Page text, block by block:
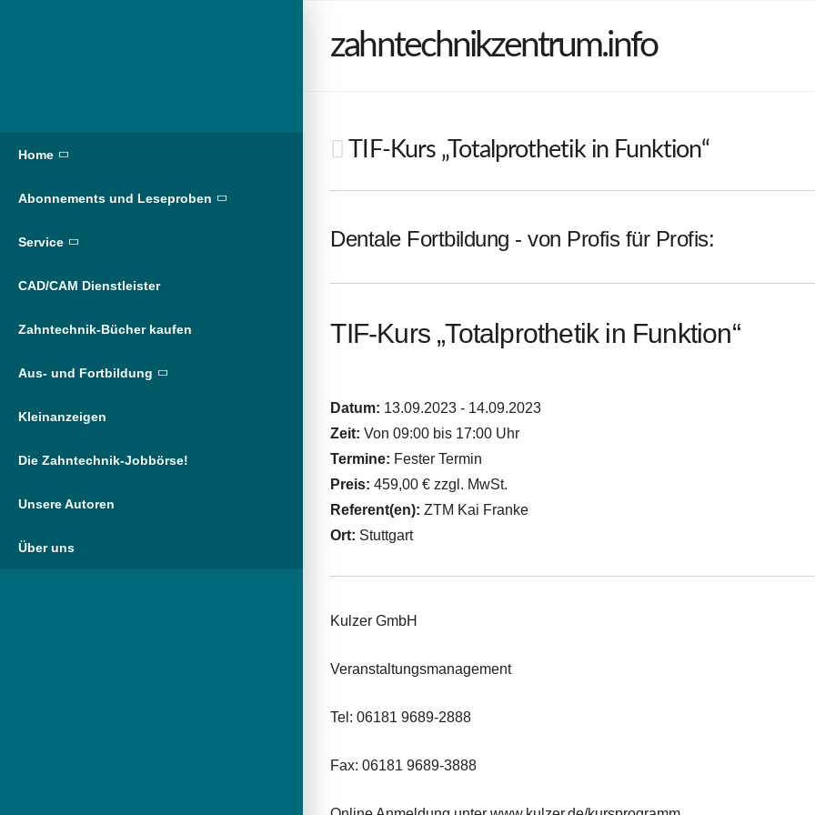
Home
Abonnements und Leseproben
Service
CAD/CAM Dienstleister
Zahntechnik-Bücher kaufen
Aus- und Fortbildung
Kleinanzeigen
Die Zahntechnik-Jobbörse!
Unsere Autoren
Über uns
zahntechnikzentrum.info
TIF-Kurs „Totalprothetik in Funktion“
Dentale Fortbildung - von Profis für Profis:
TIF-Kurs „Totalprothetik in Funktion“
Datum: 13.09.2023 - 14.09.2023
Zeit: Von 09:00 bis 17:00 Uhr
Termine: Fester Termin
Preis: 459,00 € zzgl. MwSt.
Referent(en):ZTM Kai Franke
Ort: Stuttgart
Kulzer GmbH
Veranstaltungsmanagement
Tel: 06181 9689-2888
Fax: 06181 9689-3888